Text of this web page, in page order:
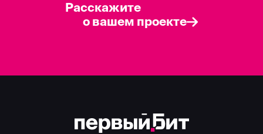
Расскажите
о вашем проекте